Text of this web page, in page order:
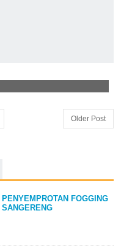
Older Post
FOGGING